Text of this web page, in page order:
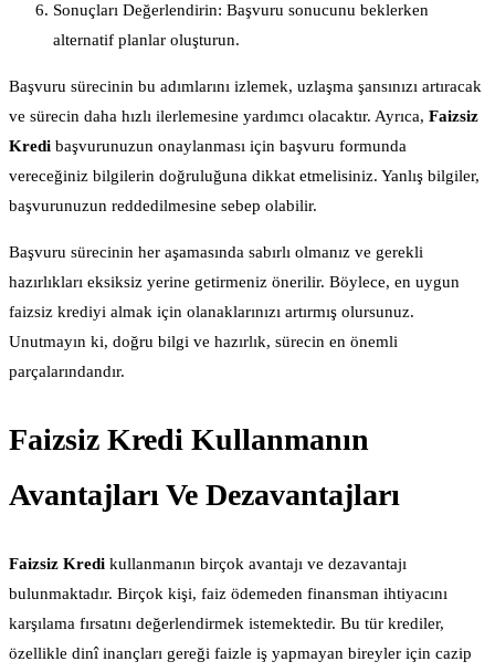
Sonuçları Değerlendirin: Başvuru sonucunu beklerken
alternatif planlar oluşturun.
Başvuru sürecinin bu adımlarını izlemek, uzlaşma şansınızı artıracak
ve sürecin daha hızlı ilerlemesine yardımcı olacaktır. Ayrıca, Faizsiz
Kredi başvurunuzun onaylanması için başvuru formunda
vereceğiniz bilgilerin doğruluğuna dikkat etmelisiniz. Yanlış bilgiler,
başvurunuzun reddedilmesine sebep olabilir.
Başvuru sürecinin her aşamasında sabırlı olmanız ve gerekli
hazırlıkları eksiksiz yerine getirmeniz önerilir. Böylece, en uygun
faizsiz krediyi almak için olanaklarınızı artırmış olursunuz.
Unutmayın ki, doğru bilgi ve hazırlık, sürecin en önemli
parçalarındandır.
Faizsiz Kredi Kullanmanın
Avantajları Ve Dezavantajları
Faizsiz Kredi kullanmanın birçok avantajı ve dezavantajı
bulunmaktadır. Birçok kişi, faiz ödemeden finansman ihtiyacını
karşılama fırsatını değerlendirmek istemektedir. Bu tür krediler,
özellikle dinî inançları gereği faizle iş yapmayan bireyler için cazip